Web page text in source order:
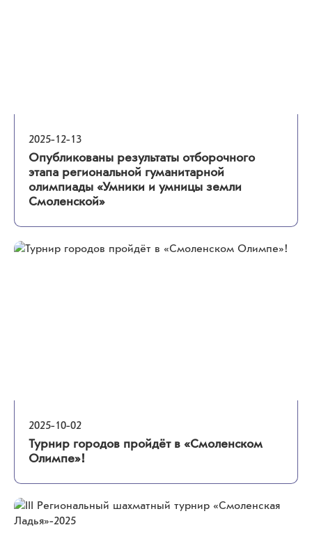
2025-12-13
Опубликованы результаты отборочного
этапа региональной гуманитарной
олимпиады «Умники и умницы земли
Смоленской»
2025-10-02
Турнир городов пройдёт в «Смоленском
Олимпе»!